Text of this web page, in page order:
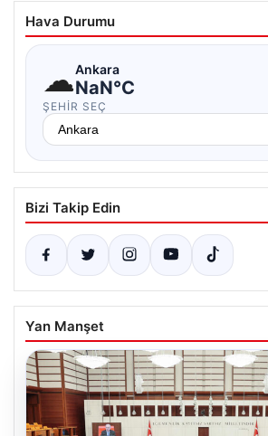
Hava Durumu
☁Ankara
NaN°C
ŞEHIR SEÇ
Bizi Takip Edin
Yan Manşet